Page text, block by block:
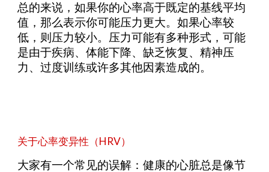
总的来说，如果你的心率高于既定的基线平均
值，那么表示你可能压力更大。如果心率较
低，则压力较小。压力可能有多种形式，可能
是由于疾病、体能下降、缺乏恢复、精神压
力、过度训练或许多其他因素造成的。
关于心率变异性（HRV）
大家有一个常见的误解：健康的心脏总是像节